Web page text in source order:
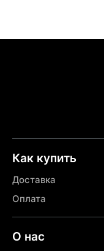
Как купить
Доставка
Оплата
О нас